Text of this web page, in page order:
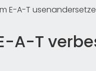
E-A-T
A-T